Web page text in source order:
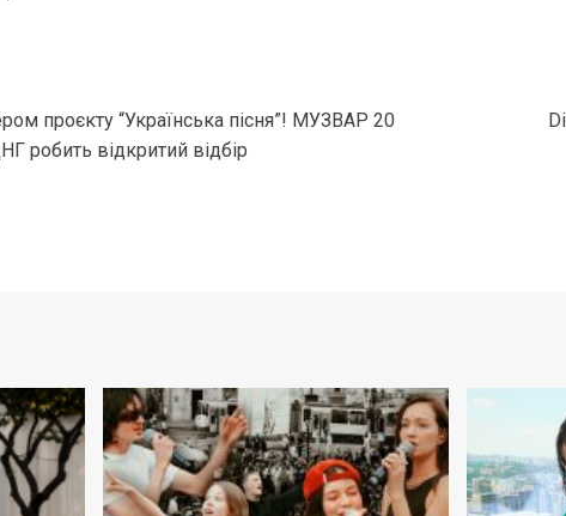
проєкту “Українська пісня”! МУЗВАР 20
робить відкритий відбір